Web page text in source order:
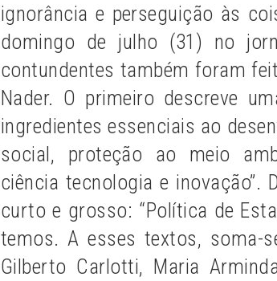
ignorância e perseguição às
domingo de julho (31) no
contundentes também foram
Nader. O primeiro descreve
ingredientes essenciais ao
social, proteção ao meio
ciência tecnologia e inovação”.
curto e grosso: “Política de
temos. A esses textos, soma-
Gilberto Carlotti, Maria